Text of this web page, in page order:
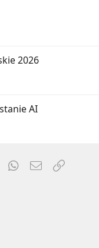
2026
AI
Tumblr WhatsApp
Email